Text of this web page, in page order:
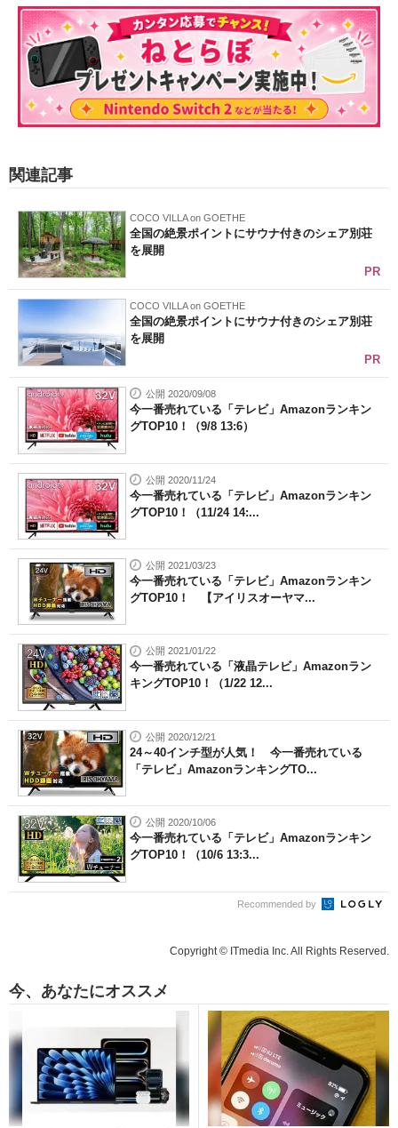
関連記事
COCO VILLA on GOETHE
全国の絶景ポイントにサウナ付きのシェア別荘
を展開
PR
COCO VILLA on GOETHE
全国の絶景ポイントにサウナ付きのシェア別荘
を展開
PR
公開 2020/09/08
今一番売れている「テレビ」Amazonランキン
グTOP10！（9/8 13:6）
公開 2020/11/24
今一番売れている「テレビ」Amazonランキン
グTOP10！（11/24 14:...
公開 2021/03/23
今一番売れている「テレビ」Amazonランキン
グTOP10！ 【アイリスオーヤマ...
公開 2021/01/22
今一番売れている「液晶テレビ」Amazonラン
キングTOP10！（1/22 12...
公開 2020/12/21
24～40インチ型が人気！ 今一番売れている
「テレビ」AmazonランキングTO...
公開 2020/10/06
今一番売れている「テレビ」Amazonランキン
グTOP10！（10/6 13:3...
Recommended by
Copyright © ITmedia Inc. All Rights Reserved.
今、あなたにオススメ